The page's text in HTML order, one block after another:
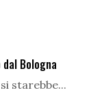
Bologna
starebbe...